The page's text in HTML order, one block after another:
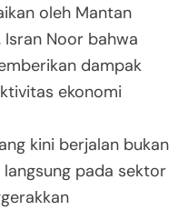
oleh Mantan
Noor bahwa
dampak
ekonomi
kini berjalan bukan
pada sektor